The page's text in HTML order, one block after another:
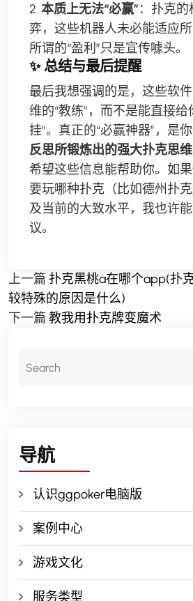
2. 本质上无法“必赢”：扑克
弈，这些机器人未必能适应所
所谓的“盈利”只是宣传噱头。
✨ 总结与最后提醒
最后我想强调的是，这些软
维的“教练”，而不是能直接
挂”。真正的“必赢神器”，是你
反思所锻炼出的强大扑克思
希望这些信息能帮助你。如
要玩哪种扑克（比如德州扑
及当前的大致水平，我也许
议。
上一篇 扑克黑桃a在哪个app(扑
较特殊的原因是什么)
下一篇 教我用扑克牌变魔术
导航
认识ggpoker电脑版
案例中心
游戏文化
服务类型